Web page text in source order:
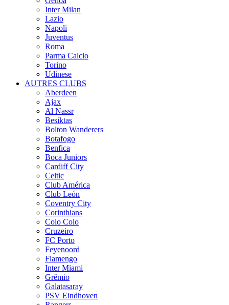
Inter Milan
Lazio
Napoli
Juventus
Roma
Parma Calcio
Torino
Udinese
AUTRES CLUBS
Aberdeen
Ajax
Al Nassr
Besiktas
Bolton Wanderers
Botafogo
Benfica
Boca Juniors
Cardiff City
Celtic
Club América
Club León
Coventry City
Corinthians
Colo Colo
Cruzeiro
FC Porto
Feyenoord
Flamengo
Inter Miami
Grêmio
Galatasaray
PSV Eindhoven